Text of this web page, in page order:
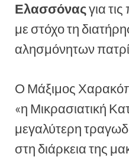
Ελασσόναςγια
με στόχο τη
αλησμόνητων
Ο Μάξιμος
«η Μικρασιατική
μεγαλύτερη
στη διάρκεια της